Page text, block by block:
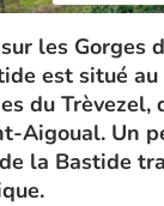
les Gorges
est situé au
du Trèvezel,
Aigoual. Un
la Bastide